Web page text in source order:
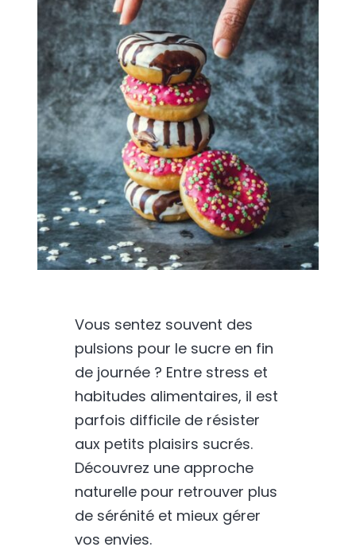
Vous sentez souvent des
pulsions pour le sucre en fin
de journée ? Entre stress et
habitudes alimentaires, il est
parfois difficile de résister
aux petits plaisirs sucrés.
Découvrez une approche
naturelle pour retrouver plus
de sérénité et mieux gérer
vos envies.